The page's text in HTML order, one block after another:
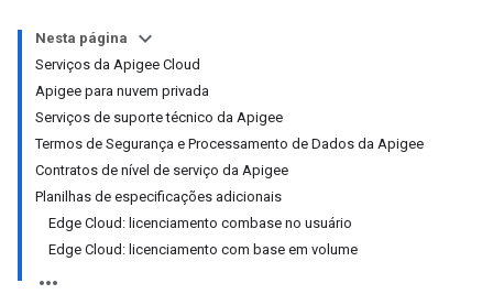
Nesta página
Serviços da Apigee Cloud
Apigee para nuvem privada
Serviços de suporte técnico da Apigee
Termos de Segurança e Processamento de Dados da Apigee
Contratos de nível de serviço da Apigee
Planilhas de especificações adicionais
Edge Cloud: licenciamento combase no usuário
Edge Cloud: licenciamento com base em volume